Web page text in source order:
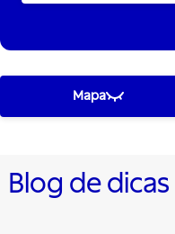
Mapa
Blog de dicas